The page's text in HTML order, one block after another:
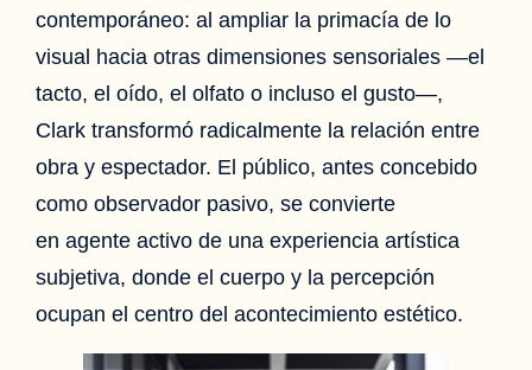
contemporáneo: al ampliar la primacía de lo
visual hacia otras dimensiones sensoriales —el
tacto, el oído, el olfato o incluso el gusto—,
Clark transformó radicalmente la relación entre
obra y espectador. El público, antes concebido
como observador pasivo, se convierte
en agente activo de una experiencia artística
subjetiva, donde el cuerpo y la percepción
ocupan el centro del acontecimiento estético.